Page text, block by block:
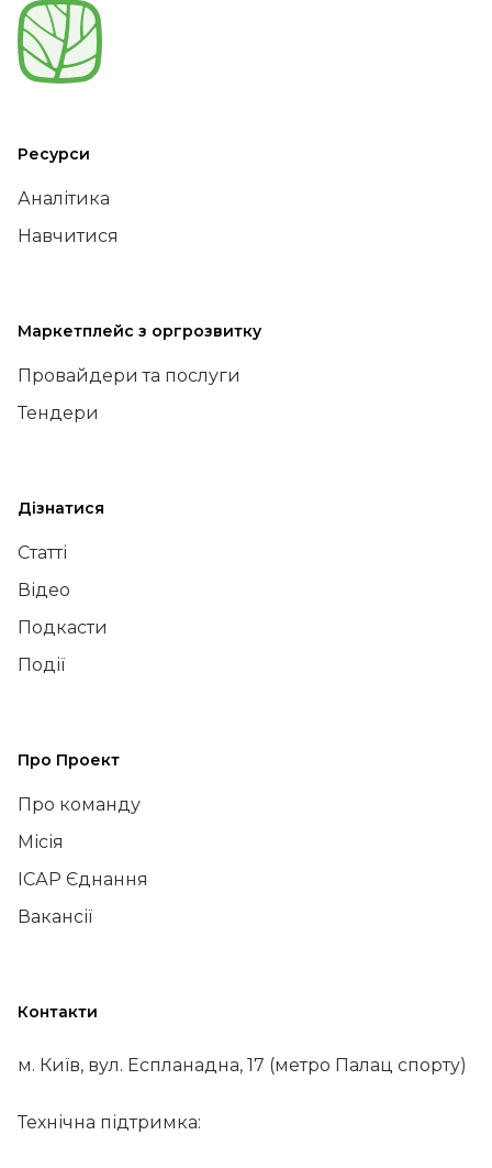
Ресурси
Аналітика
Навчитися
Маркетплейс з оргрозвитку
Провайдери та послуги
Тендери
Дізнатися
Статті
Відео
Подкасти
Події
Про Проект
Про команду
Місія
ІСАР Єднання
Вакансії
Контакти
м. Київ, вул. Еспланадна, 17 (метро Палац спорту)
Технічна підтримка: